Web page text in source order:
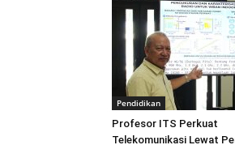
Pendidikan
Profesor ITS Perkuat
Telekomunikasi Lewat